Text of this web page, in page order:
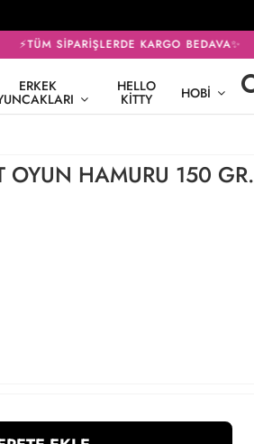
⚡TÜM SİPARİŞLERDE KARGO BEDAVA✨
ERKEK HELLO
KITTY HOBI
OYUN HAMURU 150 GR.